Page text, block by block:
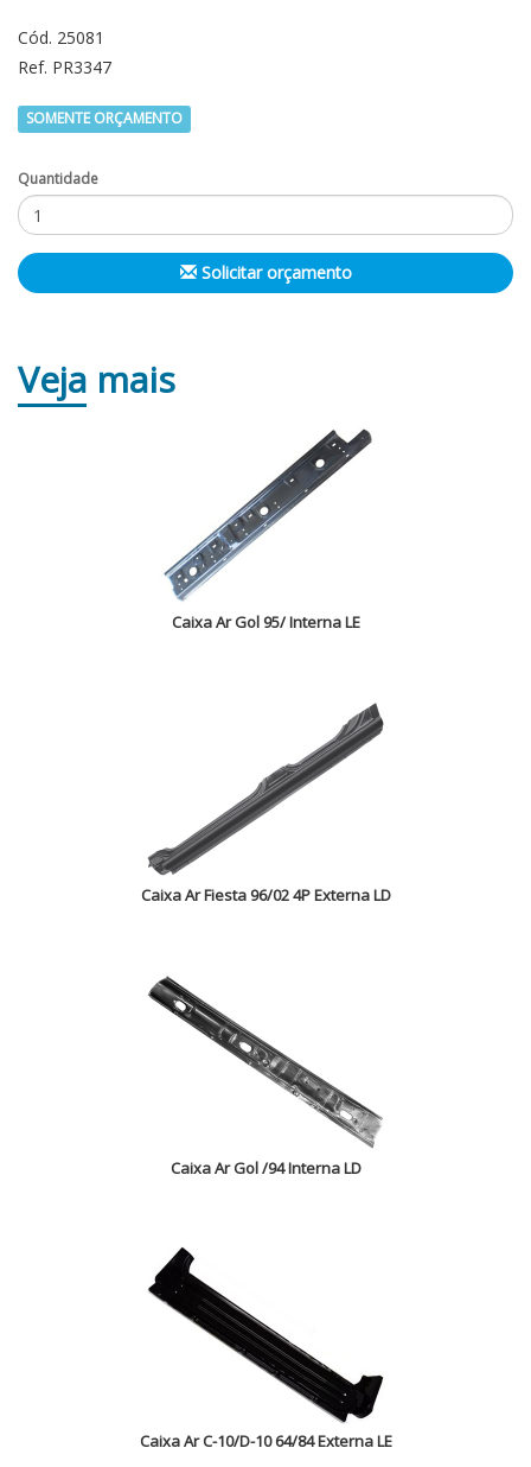
Cód. 25081
Ref. PR3347
SOMENTE ORÇAMENTO
Quantidade
Solicitar orçamento
Veja mais
Caixa Ar Gol 95/ Interna LE
Caixa Ar Fiesta 96/02 4P Externa LD
Caixa Ar Gol /94 Interna LD
Caixa Ar C-10/D-10 64/84 Externa LE